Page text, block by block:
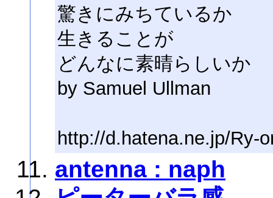
驚きにみちているか
生きることが
どんなに素晴らしいか
by Samuel Ullman
http://d.hatena.ne.jp/Ry-
antenna : naph